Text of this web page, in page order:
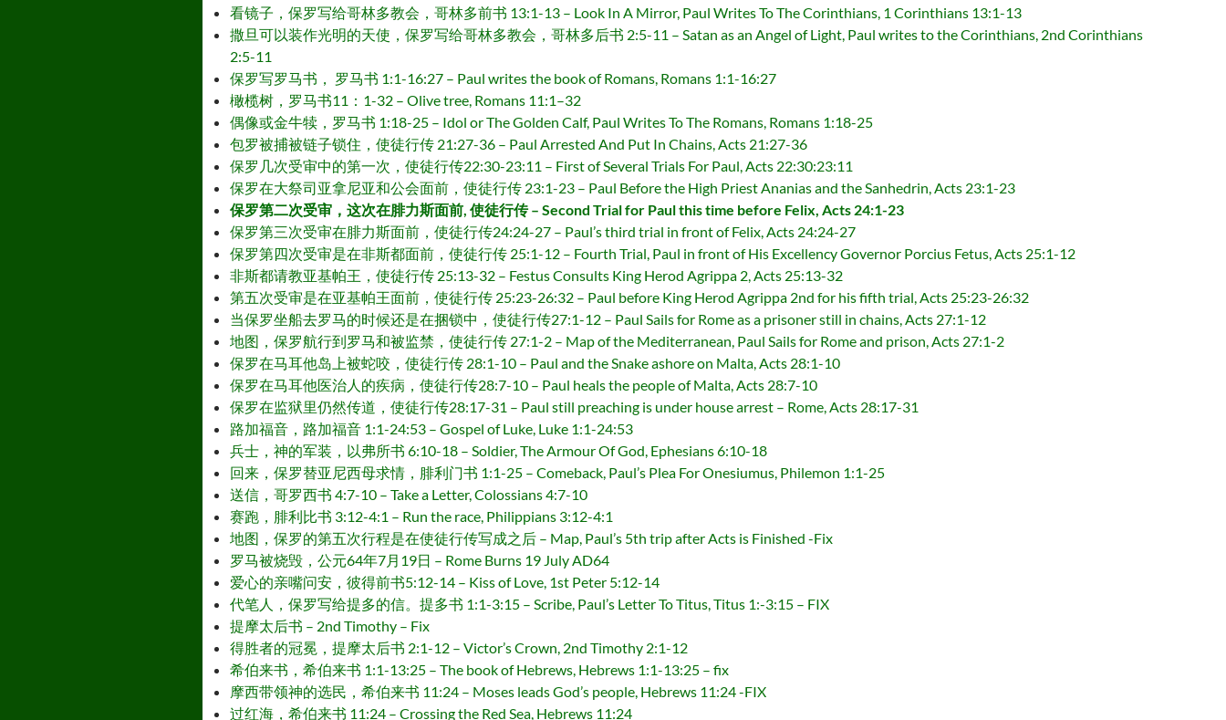
看镜子，保罗写给哥林多教会，哥林多前书 13:1-13 – Look In A Mirror, Paul Writes To The Corinthians, 1 Corinthians 13:1-13
撒旦可以装作光明的天使，保罗写给哥林多教会，哥林多后书 2:5-11 – Satan as an Angel of Light, Paul writes to the Corinthians, 2nd Corinthians
2:5-11
保罗写罗马书， 罗马书 1:1-16:27 – Paul writes the book of Romans, Romans 1:1-16:27
橄榄树，罗马书11：1-32 – Olive tree, Romans 11:1–32
偶像或金牛犊，罗马书 1:18-25 – Idol or The Golden Calf, Paul Writes To The Romans, Romans 1:18-25
包罗被捕被链子锁住，使徒行传 21:27-36 – Paul Arrested And Put In Chains, Acts 21:27-36
保罗几次受审中的第一次，使徒行传22:30-23:11 – First of Several Trials For Paul, Acts 22:30:23:11
保罗在大祭司亚拿尼亚和公会面前，使徒行传 23:1-23 – Paul Before the High Priest Ananias and the Sanhedrin, Acts 23:1-23
保罗第二次受审，这次在腓力斯面前, 使徒行传 – Second Trial for Paul this time before Felix, Acts 24:1-23
保罗第三次受审在腓力斯面前，使徒行传24:24-27 – Paul’s third trial in front of Felix, Acts 24:24-27
保罗第四次受审是在非斯都面前，使徒行传 25:1-12 – Fourth Trial, Paul in front of His Excellency Governor Porcius Fetus, Acts 25:1-12
非斯都请教亚基帕王，使徒行传 25:13-32 – Festus Consults King Herod Agrippa 2, Acts 25:13-32
第五次受审是在亚基帕王面前，使徒行传 25:23-26:32 – Paul before King Herod Agrippa 2nd for his fifth trial, Acts 25:23-26:32
当保罗坐船去罗马的时候还是在捆锁中，使徒行传27:1-12 – Paul Sails for Rome as a prisoner still in chains, Acts 27:1-12
地图，保罗航行到罗马和被监禁，使徒行传 27:1-2 – Map of the Mediterranean, Paul Sails for Rome and prison, Acts 27:1-2
保罗在马耳他岛上被蛇咬，使徒行传 28:1-10 – Paul and the Snake ashore on Malta, Acts 28:1-10
保罗在马耳他医治人的疾病，使徒行传28:7-10 – Paul heals the people of Malta, Acts 28:7-10
保罗在监狱里仍然传道，使徒行传28:17-31 – Paul still preaching is under house arrest – Rome, Acts 28:17-31
路加福音，路加福音 1:1-24:53 – Gospel of Luke, Luke 1:1-24:53
兵士，神的军装，以弗所书 6:10-18 – Soldier, The Armour Of God, Ephesians 6:10-18
回来，保罗替亚尼西母求情，腓利门书 1:1-25 – Comeback, Paul’s Plea For Onesiumus, Philemon 1:1-25
送信，哥罗西书 4:7-10 – Take a Letter, Colossians 4:7-10
赛跑，腓利比书 3:12-4:1 – Run the race, Philippians 3:12-4:1
地图，保罗的第五次行程是在使徒行传写成之后 – Map, Paul’s 5th trip after Acts is Finished -Fix
罗马被烧毁，公元64年7月19日 – Rome Burns 19 July AD64
爱心的亲嘴问安，彼得前书5:12-14 – Kiss of Love, 1st Peter 5:12-14
代笔人，保罗写给提多的信。提多书 1:1-3:15 – Scribe, Paul’s Letter To Titus, Titus 1:-3:15 – FIX
提摩太后书 – 2nd Timothy – Fix
得胜者的冠冕，提摩太后书 2:1-12 – Victor’s Crown, 2nd Timothy 2:1-12
希伯来书，希伯来书 1:1-13:25 – The book of Hebrews, Hebrews 1:1-13:25 – fix
摩西带领神的选民，希伯来书 11:24 – Moses leads God’s people, Hebrews 11:24 -FIX
过红海，希伯来书 11:24 – Crossing the Red Sea, Hebrews 11:24